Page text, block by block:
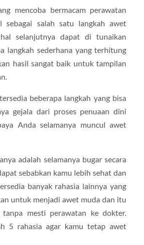
mencoba bermacam perawatan
sebagai salah satu langkah awet
selanjutnya dapat di tunaikan
langkah sederhana yang terhitung
hasil sangat baik untuk tampilan
beberapa langkah yang bisa
gejala dari proses penuaan dini
Anda selamanya muncul awet
adalah selamanya bugar secara
sebabkan kamu lebih sehat dan
banyak rahasia lainnya yang
untuk menjadi awet muda dan itu
tanpa mesti perawatan ke dokter.
5 rahasia agar kamu tetap awet